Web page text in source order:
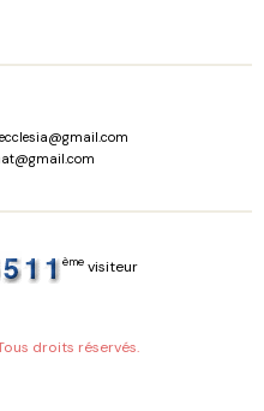
èmevisiteur
droits réservés.